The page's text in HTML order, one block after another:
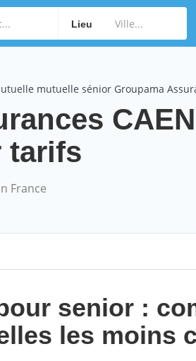
Lieu
mutuelle sénior Groupama
tarifs
France
senior :
les moins